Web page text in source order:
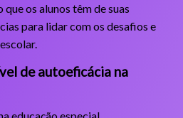
os alunos têm de suas
para lidar com os desafios e
de autoeficácia na